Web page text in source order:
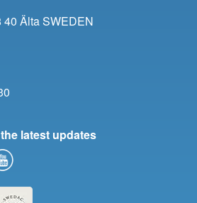
40 Älta SWEDEN
latest updates